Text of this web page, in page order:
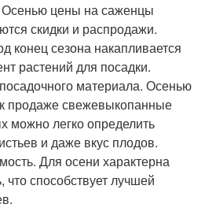
Осенью цены на саженцы
скидки и распродажи.
конец сезона накапливается
растений для посадки.
материала. Осенью
продаже свежевыкопанные
можно легко определить
и даже вкус плодов.
Для осени характерна
способствует лучшей